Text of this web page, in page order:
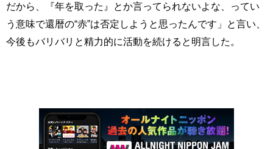
だから、『年を取った』とか言ってられないよな、ってい
う意味で還暦の“赤”は否定しようと思ったんです」と言い、
今後もバリバリと精力的に活動を続けると明言した。